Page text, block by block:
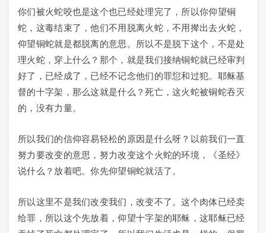
你们被火蛇咬也是这个也已经处理完了，所以你仰望铜
蛇，这毒结束了，他们不用脱离火蛇，不用撵出去火蛇，
仰望铜蛇就是都脱离的意思。所以不是脱下这个，不是处
理火蛇，穿上什么？那个，就是我们接纳铜蛇就已经审判
好了，已经成了，已经不记念他们的罪愆和过犯。耶稣基
督的十字架，那么这就是什么？死亡，这火蛇被铜蛇吞灭
的，没有力量。
所以我们的信仰容易轻松的原因是什么呀？以前我们一直
努力要改变的意思，努力改变这个火蛇的环境，《圣经》
说什么？放着吧。你先仰望铜蛇就活了。
所以这里不是我们改变我们，改变不了。这个肉体已经卖
给罪，所以这个先放着，仰望十字架的耶稣，这耶稣已经